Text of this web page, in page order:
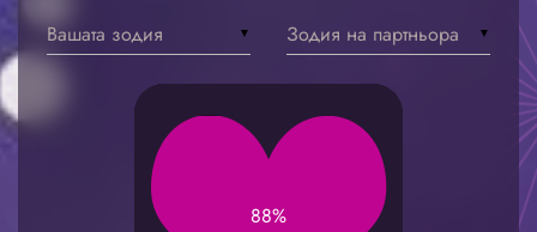
▼
Вашата зодия ▼
Зодия на партньора
88%